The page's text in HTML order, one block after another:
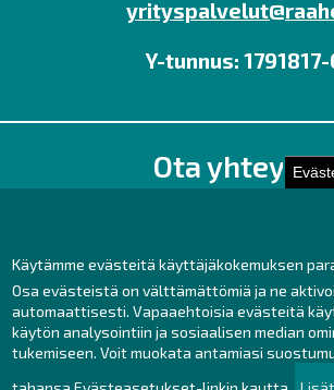
Käytämme evästeitä käyttäjäkokemuksen
Osa evästeistä on välttämättömiä ja ne
automaattisesti. Vapaaehtoisia evästeitä
käytön analysointiin ja sosiaalisen median
tukemiseen. Voit muokata antamiasi
Y-tunnus:
Ota yhteyttä!
Yhteydenotto
Facebook
Instagram